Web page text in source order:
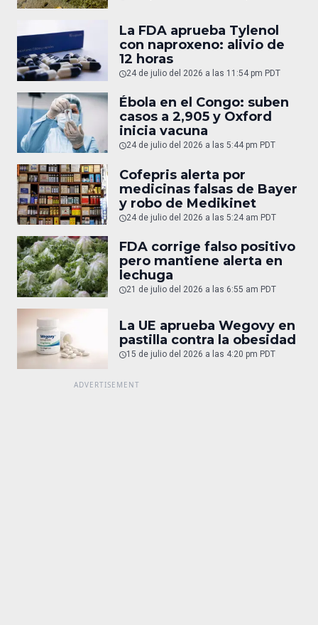
La FDA aprueba Tylenol
con naproxeno: alivio de
12 horas
24 de julio del 2026 a las 11:54 pm PDT
Ébola en el Congo: suben
casos a 2,905 y Oxford
inicia vacuna
24 de julio del 2026 a las 5:44 pm PDT
Cofepris alerta por
medicinas falsas de Bayer
y robo de Medikinet
24 de julio del 2026 a las 5:24 am PDT
FDA corrige falso positivo
pero mantiene alerta en
lechuga
21 de julio del 2026 a las 6:55 am PDT
La UE aprueba Wegovy en
pastilla contra la obesidad
15 de julio del 2026 a las 4:20 pm PDT